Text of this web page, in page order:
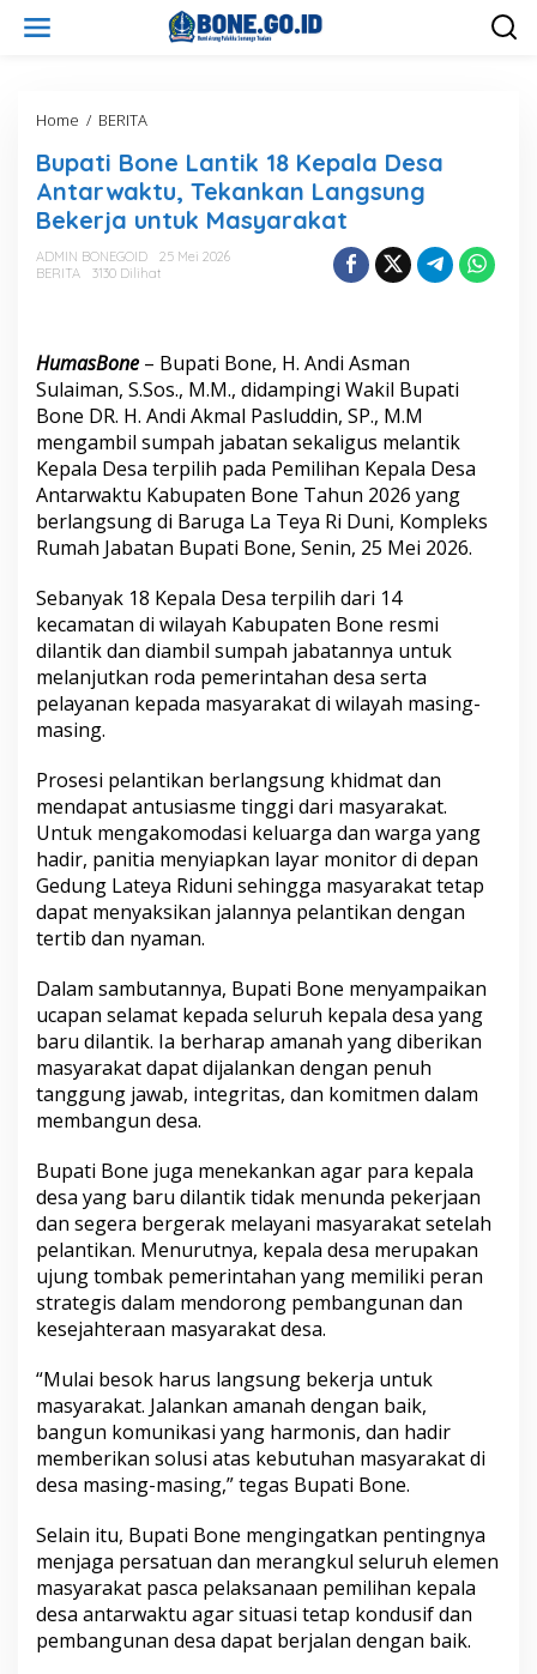
Home / BERITA
p
a
t
i
o
n
t
i
k
1
8
K
e
p
l
a
D
e
a
a
r
w
a
t
u
,
e
a
n
k
a
n
L
n
g
s
u
n
g
B
e
e
r
j
a
u
n
k
M
a
s
a
Bupati Bone Lantik 18 Kepala Desa
Antarwaktu, Tekankan Langsung
Bekerja untuk Masyarakat
ADMIN BONEGOID
25 Mei 2026
BERITA
3130 Dilihat
HumasBone – Bupati Bone, H. Andi Asman
Sulaiman, S.Sos., M.M., didampingi Wakil Bupati
Bone DR. H. Andi Akmal Pasluddin, SP., M.M
mengambil sumpah jabatan sekaligus melantik
Kepala Desa terpilih pada Pemilihan Kepala Desa
Antarwaktu Kabupaten Bone Tahun 2026 yang
berlangsung di Baruga La Teya Ri Duni, Kompleks
Rumah Jabatan Bupati Bone, Senin, 25 Mei 2026.
Sebanyak 18 Kepala Desa terpilih dari 14
kecamatan di wilayah Kabupaten Bone resmi
dilantik dan diambil sumpah jabatannya untuk
melanjutkan roda pemerintahan desa serta
pelayanan kepada masyarakat di wilayah masing-
masing.
Prosesi pelantikan berlangsung khidmat dan
mendapat antusiasme tinggi dari masyarakat.
Untuk mengakomodasi keluarga dan warga yang
hadir, panitia menyiapkan layar monitor di depan
Gedung Lateya Riduni sehingga masyarakat tetap
dapat menyaksikan jalannya pelantikan dengan
tertib dan nyaman.
Dalam sambutannya, Bupati Bone menyampaikan
ucapan selamat kepada seluruh kepala desa yang
baru dilantik. Ia berharap amanah yang diberikan
masyarakat dapat dijalankan dengan penuh
tanggung jawab, integritas, dan komitmen dalam
membangun desa.
Bupati Bone juga menekankan agar para kepala
desa yang baru dilantik tidak menunda pekerjaan
dan segera bergerak melayani masyarakat setelah
pelantikan. Menurutnya, kepala desa merupakan
ujung tombak pemerintahan yang memiliki peran
strategis dalam mendorong pembangunan dan
kesejahteraan masyarakat desa.
“Mulai besok harus langsung bekerja untuk
masyarakat. Jalankan amanah dengan baik,
bangun komunikasi yang harmonis, dan hadir
memberikan solusi atas kebutuhan masyarakat di
desa masing-masing,” tegas Bupati Bone.
Selain itu, Bupati Bone mengingatkan pentingnya
menjaga persatuan dan merangkul seluruh elemen
masyarakat pasca pelaksanaan pemilihan kepala
desa antarwaktu agar situasi tetap kondusif dan
pembangunan desa dapat berjalan dengan baik.